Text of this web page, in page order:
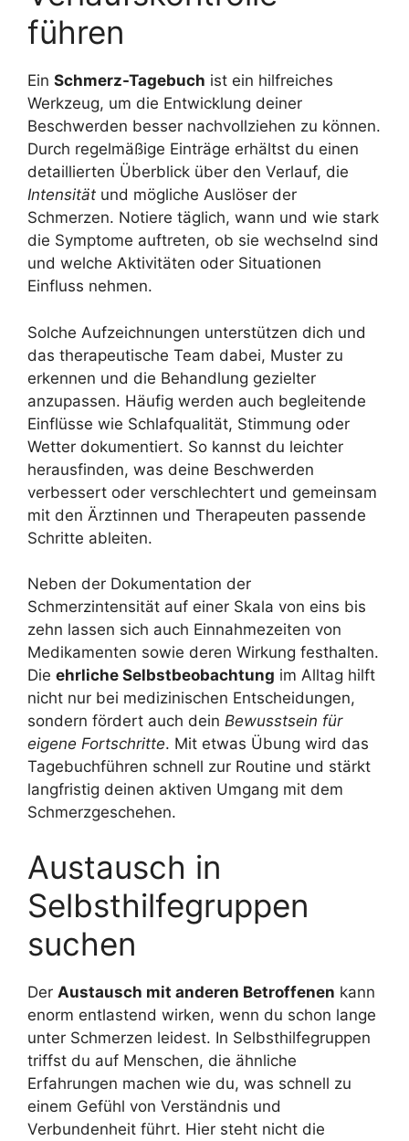
führen
Ein Schmerz-Tagebuch ist ein hilfreiches
Werkzeug, um die Entwicklung deiner
Beschwerden besser nachvollziehen zu können.
Durch regelmäßige Einträge erhältst du einen
detaillierten Überblick über den Verlauf, die
Intensität und mögliche Auslöser der
Schmerzen. Notiere täglich, wann und wie stark
die Symptome auftreten, ob sie wechselnd sind
und welche Aktivitäten oder Situationen
Einfluss nehmen.
Solche Aufzeichnungen unterstützen dich und
das therapeutische Team dabei, Muster zu
erkennen und die Behandlung gezielter
anzupassen. Häufig werden auch begleitende
Einflüsse wie Schlafqualität, Stimmung oder
Wetter dokumentiert. So kannst du leichter
herausfinden, was deine Beschwerden
verbessert oder verschlechtert und gemeinsam
mit den Ärztinnen und Therapeuten passende
Schritte ableiten.
Neben der Dokumentation der
Schmerzintensität auf einer Skala von eins bis
zehn lassen sich auch Einnahmezeiten von
Medikamenten sowie deren Wirkung festhalten.
Die ehrliche Selbstbeobachtung im Alltag hilft
nicht nur bei medizinischen Entscheidungen,
sondern fördert auch dein Bewusstsein für
eigene Fortschritte. Mit etwas Übung wird das
Tagebuchführen schnell zur Routine und stärkt
langfristig deinen aktiven Umgang mit dem
Schmerzgeschehen.
Austausch in
Selbsthilfegruppen
suchen
Der Austausch mit anderen Betroffenen kann
enorm entlastend wirken, wenn du schon lange
unter Schmerzen leidest. In Selbsthilfegruppen
triffst du auf Menschen, die ähnliche
Erfahrungen machen wie du, was schnell zu
einem Gefühl von Verständnis und
Verbundenheit führt. Hier steht nicht die